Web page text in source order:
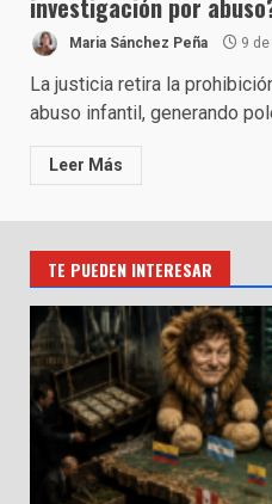
investigación por
Maria Sánchez Peña 9
La justicia retira la
abuso infantil, generando
Leer Más
TE PUEDEN INTERESAR